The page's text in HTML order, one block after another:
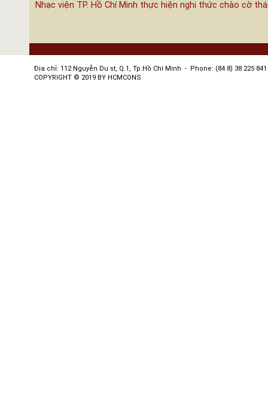
Nhạc viện TP. Hồ Chí Minh thực hiện nghi thức chào cờ
Địa chỉ: 112 Nguyễn Du st, Q.1, Tp.Hồ Chí Minh - Phone: (84 8) 38 225
COPYRIGHT © 2019 BY HCMCONS